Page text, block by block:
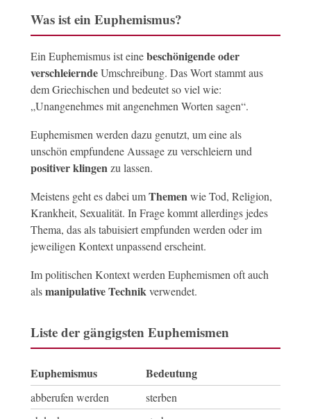
Was ist ein Euphemismus?
Ein Euphemismus ist einebeschönigende oder
verschleierndeUmschreibung. Das Wort stammt aus
dem Griechischen und bedeutet so viel wie:
„Unangenehmes mit angenehmen Worten sagen“.
Euphemismen werden dazu genutzt, um eine als
unschön empfundene Aussage zu verschleiern und
positiver klingen zu lassen.
Meistens geht es dabei umThemen wie Tod, Religion,
Krankheit, Sexualität. In Frage kommt allerdings jedes
Thema, das als tabuisiert empfunden werden oder im
jeweiligen Kontext unpassend erscheint.
Im politischen Kontext werden Euphemismen oft auch
alsmanipulative Technik verwendet.
Liste der gängigsten Euphemismen
Euphemismus Bedeutung
abberufen werden
sterben